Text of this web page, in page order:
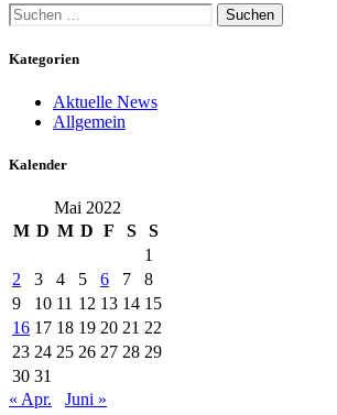
Suchen
nach:
Kategorien
Aktuelle News
Allgemein
Kalender
Mai 2022
M D M D F S
S
1
2
3 4 5 6 7
8
9
10 11 12 13 14 15
16 17 18 19 20 21 22
23 24 25 26 27 28 29
30 31
« Apr.
Juni »